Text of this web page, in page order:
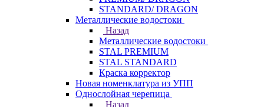
STANDARD/ DRAGON
Металлические водостоки
Назад
Металлические водостоки
STAL PREMIUM
STAL STANDARD
Краска корректор
Новая номенклатура из УПП
Однослойная черепица
Назад